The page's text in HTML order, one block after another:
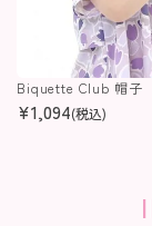
Biquette Club 帽子
¥1,094(税込)